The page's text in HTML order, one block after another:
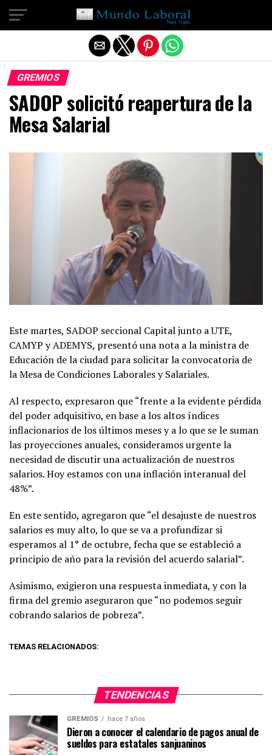
GREMIOS
SADOP solicitó reapertura de la
Mesa Salarial
Este martes, SADOP seccional Capital junto a UTE,
CAMYP y ADEMYS, presentó una nota a la ministra de
Educación de la ciudad para solicitar la convocatoria de
la Mesa de Condiciones Laborales y Salariales.
Al respecto, expresaron que “frente a la evidente pérdida
del poder adquisitivo, en base a los altos índices
inflacionarios de los últimos meses y a lo que se le suman
las proyecciones anuales, consideramos urgente la
necesidad de discutir una actualización de nuestros
salarios. Hoy estamos con una inflación interanual del
48%”.
En este sentido, agregaron que “el desajuste de nuestros
salarios es muy alto, lo que se va a profundizar si
esperamos al 1° de octubre, fecha que se estableció a
principio de año para la revisión del acuerdo salarial”.
Asimismo, exigieron una respuesta inmediata, y con la
firma del gremio aseguraron que “no podemos seguir
cobrando salarios de pobreza”.
TEMAS RELACIONADOS:
TENDENCIAS
GREMIOS hace 7 años
Dieron a conocer el calendario de pagos anual de
sueldos para estatales sanjuaninos
Salir de la versión móvil